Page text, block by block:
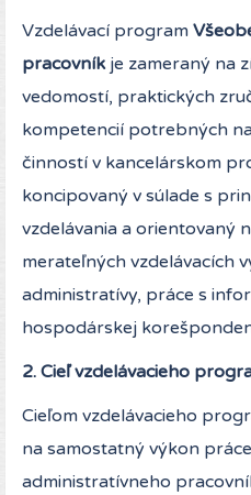
Vzdelávací program
pracovníkje zameraný na
vedomostí, praktických
kompetencií potrebných
činností v kancelárskom
koncipovaný v súlade s
vzdelávania a orientovaný
merateľných vzdelávacích
administratívy, práce s
hospodárskej
2. Cieľ vzdelávacieho
Cieľom vzdelávacieho
na samostatný výkon
administratívneho